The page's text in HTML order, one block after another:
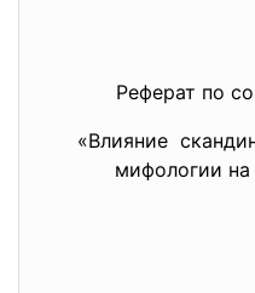
Реферат по
«Влияние
мифологии